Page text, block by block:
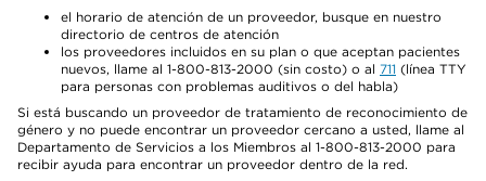
el horario de atención de un proveedor, busque en nuestro
directorio de centros de atención
los proveedores incluidos en su plan o que aceptan pacientes
nuevos, llame al 1-800-813-2000 (sin costo) o al 711 (línea TTY
para personas con problemas auditivos o del habla)
Si está buscando un proveedor de tratamiento de reconocimiento de
género y no puede encontrar un proveedor cercano a usted, llame al
Departamento de Servicios a los Miembros al 1-800-813-2000 para
recibir ayuda para encontrar un proveedor dentro de la red.